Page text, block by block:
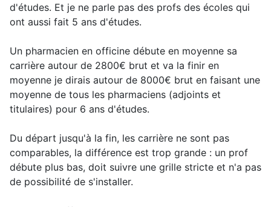
d'études. Et je ne parle pas des profs des écoles qui
ont aussi fait 5 ans d'études.
Un pharmacien en officine débute en moyenne sa
carrière autour de 2800€ brut et va la finir en
moyenne je dirais autour de 8000€ brut en faisant une
moyenne de tous les pharmaciens (adjoints et
titulaires) pour 6 ans d'études.
Du départ jusqu'à la fin, les carrière ne sont pas
comparables, la différence est trop grande : un prof
débute plus bas, doit suivre une grille stricte et n'a pas
de possibilité de s'installer.